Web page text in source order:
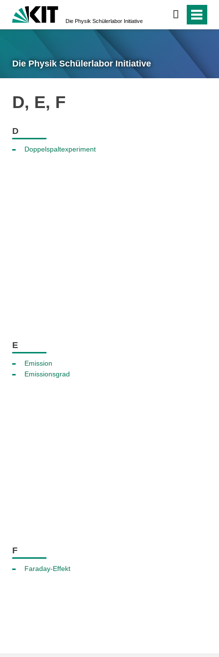
Die Physik Schülerlabor Initiative
Die Physik Schülerlabor Initiative
D, E, F
D
Doppelspaltexperiment
E
Emission
Emissionsgrad
F
Faraday-Effekt